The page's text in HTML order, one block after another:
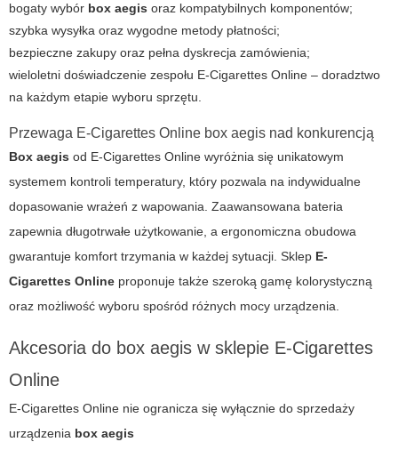
bogaty wybór box aegis oraz kompatybilnych komponentów;
szybka wysyłka oraz wygodne metody płatności;
bezpieczne zakupy oraz pełna dyskrecja zamówienia;
wieloletni doświadczenie zespołu E-Cigarettes Online – doradztwo
na każdym etapie wyboru sprzętu.
Przewaga E-Cigarettes Online box aegis nad konkurencją
Box aegis od E-Cigarettes Online wyróżnia się unikatowym
systemem kontroli temperatury, który pozwala na indywidualne
dopasowanie wrażeń z wapowania. Zaawansowana bateria
zapewnia długotrwałe użytkowanie, a ergonomiczna obudowa
gwarantuje komfort trzymania w każdej sytuacji. Sklep E-
Cigarettes Online proponuje także szeroką gamę kolorystyczną
oraz możliwość wyboru spośród różnych mocy urządzenia.
Akcesoria do box aegis w sklepie E-Cigarettes
Online
E-Cigarettes Online nie ogranicza się wyłącznie do sprzedaży
urządzenia box aegis